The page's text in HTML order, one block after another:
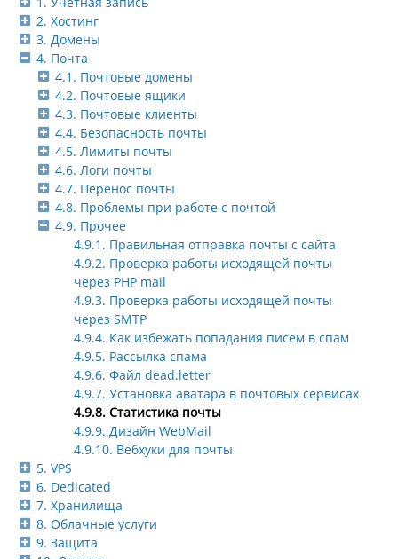
2. Хостинг
3. Домены
4. Почта
4.1. Почтовые домены
4.2. Почтовые ящики
4.3. Почтовые клиенты
4.4. Безопасность почты
4.5. Лимиты почты
4.6. Логи почты
4.7. Перенос почты
4.8. Проблемы при работе с почтой
4.9. Прочее
4.9.1. Правильная отправка почты с сайта
4.9.2. Проверка работы исходящей почты
через PHP mail
4.9.3. Проверка работы исходящей почты
через SMTP
4.9.4. Как избежать попадания писем в спам
4.9.5. Рассылка спама
4.9.6. Файл dead.letter
4.9.7. Установка аватара в почтовых сервисах
4.9.8. Статистика почты
4.9.9. Дизайн WebMail
4.9.10. Вебхуки для почты
5. VPS
6. Dedicated
7. Хранилища
8. Облачные услуги
9. Защита